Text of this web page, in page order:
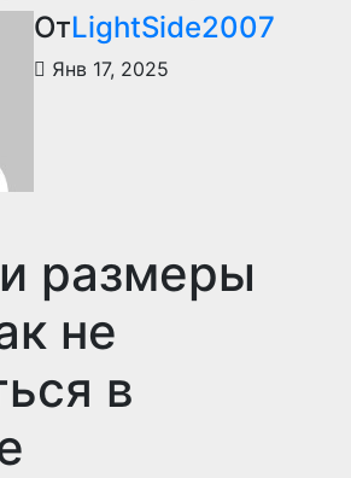
ОтLightSide2007
Янв 17, 2025
размеры
не
в